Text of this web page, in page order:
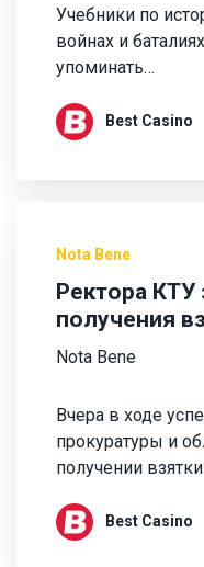
Учебники по
войнах и
упоминать…
Best Casino
Nota Bene
Ректора
получения
Nota Bene
Вчера в ходе
прокуратуры и
получении
Best Casino